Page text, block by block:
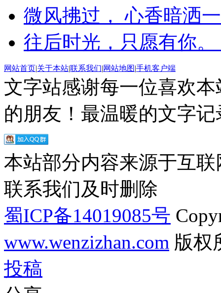
微风拂过， 心香暗洒
往后时光，只愿有你
网站首页|关于本站|联系我们|网站地图|手机客户端
文字站感谢每一位喜欢
的朋友！最温暖的文字
本站部分内容来源于互
联系我们及时删除
蜀ICP备14019085号
www.wenzizhan.com 版权
投稿